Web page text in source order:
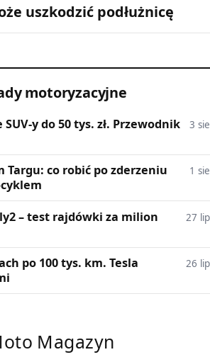
uszkodzić podłużnicę
motoryzacyjne
y do 50 tys. zł. Przewodnik
3 sie
Targu: co robić po zderzeniu
1 sie
– test rajdówki za milion
27 lip
po 100 tys. km. Tesla
26 lip
Magazyn